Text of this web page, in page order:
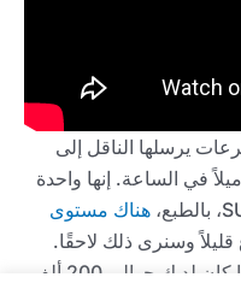
يرسلها الناقل إلى
الأرض، تصل Urus إلى سرعة 190 ميلاً في الساعة. إنها واحدة
هناك مستوى
وسنرى ذلك لاحقًا.
كما إنها أصبحت أيضًا أكثر تكلفة، فإذا كان لديك حوالي 200 ألف